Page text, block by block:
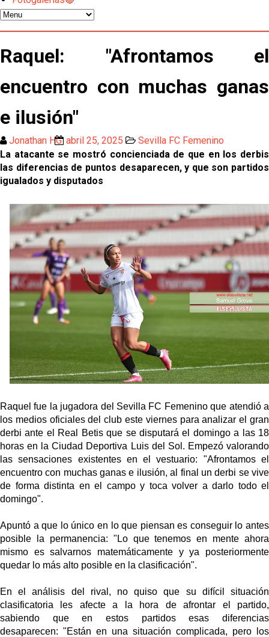
Miguel Sierra: La temporada pasada se vio
trabajamos con ilusión
Diomande ya es madridista mientras Rodri agita el
mercado
Los posibles herederos del número 16 tras la
marcha de Juanlu
Alberto Flores, muy cerca de convertirse en nuevo
El Granada negocia con el Sevilla FC por Alberto
Flores
El Sevilla continúa con despidos y rechaza una
oferta de 420 millones por el club
El Sevilla mueve ficha por Robbie Ure: la opción 'A'
para el ataque nervionense
Crónica Pretemporada | Real Madrid 2-4 Sevilla FC
La revolución de José Ignacio Navarro en el Sevilla
FC
Análisis | El Sevilla FC cierra una pretemporada de
contrastes antes del inicio de LaLiga
Raquel: "Afrontamos el
encuentro con muchas ganas
e ilusión"
Jonathan HG abril 25, 2025
Sevilla FC Femenino
La atacante se mostró concienciada de que en los derbis
las diferencias de puntos desaparecen, y que son partidos
igualados y disputados
Raquel fue la jugadora del Sevilla FC Femenino que atendió a
los medios oficiales del club este viernes para analizar el gran
derbi ante el Real Betis que se disputará el domingo a las 18
horas en la Ciudad Deportiva Luis del Sol. Empezó valorando
las sensaciones existentes en el vestuario: "Afrontamos el
encuentro con muchas ganas e ilusión,al final un derbi se vive
de forma distinta en el campo y toca volver a darlo todo el
domingo".
Apuntó a que lo único en lo que piensan es conseguir lo antes
posible la permanencia: "Lo que tenemos en mente ahora
mismo es salvarnos matemáticamente y ya posteriormente
quedar lo más alto posible en la clasificación".
En el análisis del rival, no quiso que su difícil situación
clasificatoria les afecte a la hora de afrontar el partido,
sabiendo que en estos partidos esas diferencias
desaparecen: "Están en una situación complicada, pero
los